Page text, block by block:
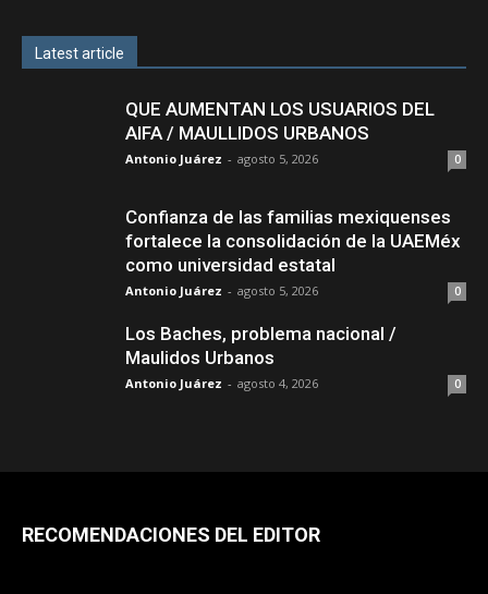
Latest article
QUE AUMENTAN LOS USUARIOS DEL
AIFA / MAULLIDOS URBANOS
Antonio Juárez - agosto 5, 2026 0
Confianza de las familias mexiquenses
fortalece la consolidación de la UAEMéx
como universidad estatal
Antonio Juárez - agosto 5, 2026 0
Los Baches, problema nacional /
Maulidos Urbanos
Antonio Juárez - agosto 4, 2026 0
RECOMENDACIONES DEL EDITOR